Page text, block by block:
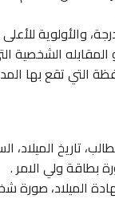
تاريخ الميلاد،
بطاقة ولي الامر .
الميلاد، صورة